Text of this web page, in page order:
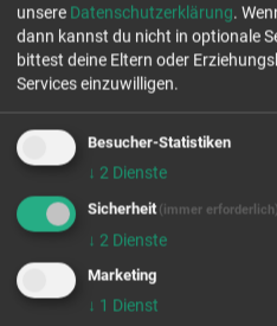
freie Plätze Jahrgang 26/27
freie Plätze Jahrgang 27/28
EINSATZFELDER
Wir rufen für dich von
unsere Datenschutzerklärung.
dann kannst du nicht in optionale
bittest deine Eltern oder
Services einzuwilligen.
Besucher-Statistiken
↓ 2 Dienste
Sicherheit (immer erforderlich)
↓ 2 Dienste
Marketing
↓ 1 Dienst